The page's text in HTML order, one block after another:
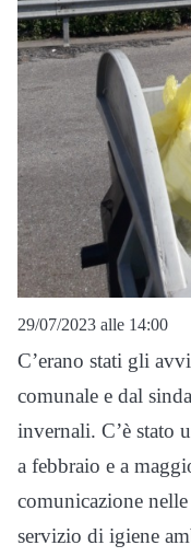
29/07/2023 alle 14:00
C’erano stati gli
comunale e dal
invernali. C’è stato
a febbraio e a
comunicazione
servizio di igiene